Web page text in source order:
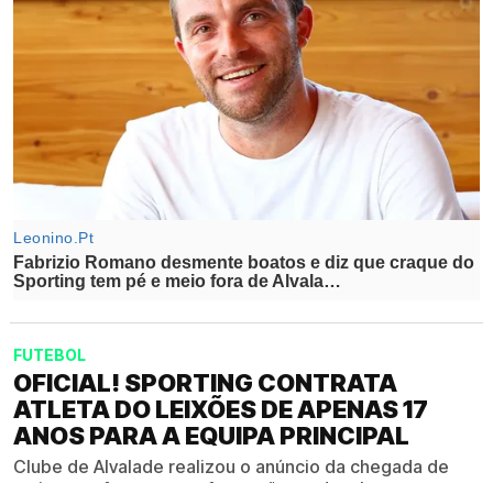
FUTEBOL
OFICIAL! SPORTING CONTRATA
ATLETA DO LEIXÕES DE APENAS 17
ANOS PARA A EQUIPA PRINCIPAL
Clube de Alvalade realizou o anúncio da chegada de